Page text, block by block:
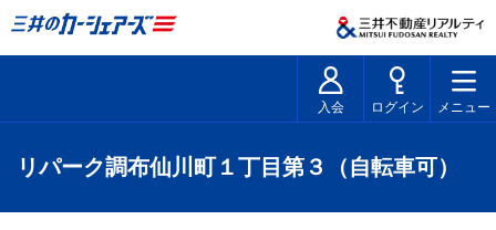
入会 ログイン メニュー
リパーク調布仙川町１丁目第３（自転車可）